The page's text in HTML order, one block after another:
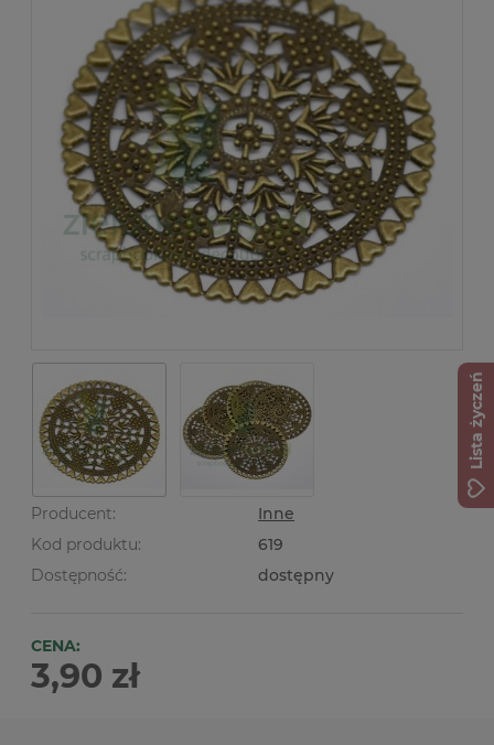
Producent:
Inne
Kod produktu:
619
Dostępność:
dostępny
CENA:
3,90 zł
Lista życzeń